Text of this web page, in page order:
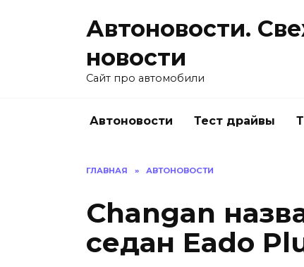
Автоновости.
новости
Сайт про автомобили
Автоновости Тест драйвы
ГЛАВНАЯ » АВТОНОВОСТИ
Changan
седан Eado